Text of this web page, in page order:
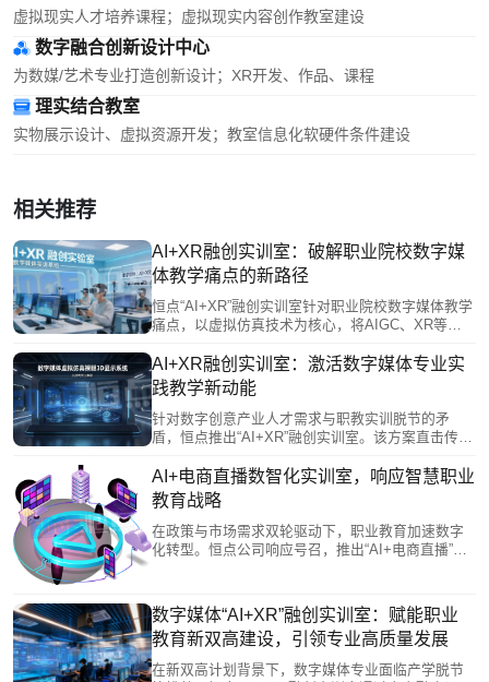
虚拟现实人才培养课程；虚拟现实内容创作教室建设
数字融合创新设计中心
为数媒/艺术专业打造创新设计；XR开发、作品、课程
理实结合教室
实物展示设计、虚拟资源开发；教室信息化软硬件条件建设
相关推荐
AI+XR融创实训室：破解职业院校数字媒
体教学痛点的新路径
恒点“AI+XR”融创实训室针对职业院校数字媒体教学
痛点，以虚拟仿真技术为核心，将AIGC、XR等产
实训环境。通过智能评估与AI助教减轻教师负担，
助力学生产出高质量作品，有效破解学用脱节难
题，为职业教育数字化转型与产教深度融合提供了
一体化解决方案。
AI+XR融创实训室：激活数字媒体专业实
践教学新动能
针对数字创意产业人才需求与职教实训脱节的矛
盾，恒点推出“AI+XR”融创实训室。该方案直击传统
大痛点，构建了以AI赋能、XR呈现、数字人驱动的
全链路实践教学体系。通过整合AIGC创作、虚拟拍
摄、动捕开发等前沿技术及沉浸式测试平台，让学
生在校园内模拟产业真实环境，掌握全流程技能，
产出高质量作品，有效提升职业竞争力。此举为职
AI+电商直播数智化实训室，响应智慧职业
教育战略
在政策与市场需求双轮驱动下，职业教育加速数字
化转型。恒点公司响应号召，推出“AI+电商直播”数
滞后的问题。该方案通过虚实结合的教学新模式，
有效缩短学生技能掌握与岗位适应时间，为培养数
字经济时代的高素质技术技能人才提供了创新路径
与有力支撑。
数字媒体“AI+XR”融创实训室：赋能职业
教育新双高建设，引领专业高质量发展
在新双高计划背景下，数字媒体专业面临产学脱节